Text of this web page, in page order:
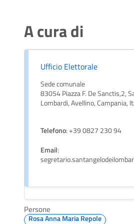
A cura di
Ufficio Elettorale
Sede comunale
83054 Piazza F. De Sanctis,2,
Lombardi, Avellino, Campania,
Telefono: +39 0827 230 94
Email:
Persone
Rosa Anna Maria Repole